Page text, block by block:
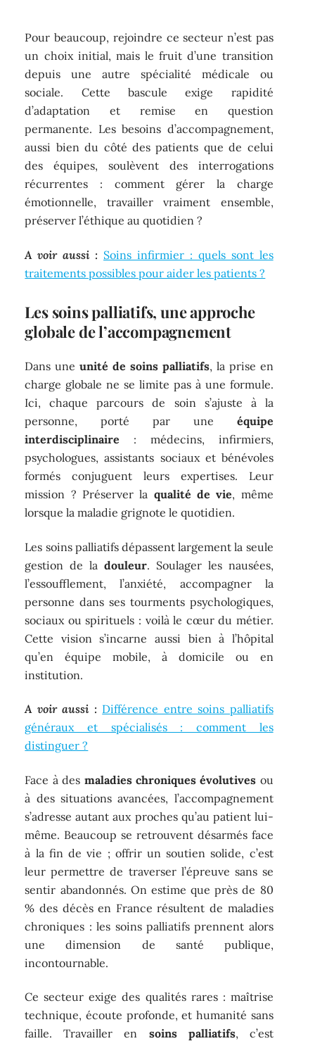
Pour beaucoup, rejoindre ce secteur n’est pas
un choix initial, mais le fruit d’une transition
depuis une autre spécialité médicale ou
sociale. Cette bascule exige rapidité
d’adaptation et remise en question
permanente. Les besoins d’accompagnement,
aussi bien du côté des patients que de celui
des équipes, soulèvent des interrogations
récurrentes : comment gérer la charge
émotionnelle, travailler vraiment ensemble,
préserver l’éthique au quotidien ?
A voir aussi : Soins infirmier : quels sont les
traitements possibles pour aider les patients ?
Les soins palliatifs, une approche
globale de l’accompagnement
Dans uneunité de soins palliatifs, la prise en
charge globale ne se limite pas à une formule.
Ici, chaque parcours de soin s’ajuste à la
personne, porté par une équipe
interdisciplinaire : médecins, infirmiers,
psychologues, assistants sociaux et bénévoles
formés conjuguent leurs expertises. Leur
mission ? Préserver la qualité de vie, même
lorsque la maladie grignote le quotidien.
Les soins palliatifs dépassent largement la seule
gestion de la douleur. Soulager les nausées,
l’essoufflement, l’anxiété, accompagner la
personne dans ses tourments psychologiques,
sociaux ou spirituels : voilà le cœur du métier.
Cette vision s’incarne aussi bien à l’hôpital
qu’en équipe mobile, à domicile ou en
institution.
A voir aussi : Différence entre soins palliatifs
généraux et spécialisés : comment les
distinguer ?
Face à des maladies chroniques évolutives ou
à des situations avancées, l’accompagnement
s’adresse autant aux proches qu’au patient lui-
même. Beaucoup se retrouvent désarmés face
à la fin de vie ; offrir un soutien solide, c’est
leur permettre de traverser l’épreuve sans se
sentir abandonnés. On estime que près de 80
% des décès en France résultent de maladies
chroniques : les soins palliatifs prennent alors
une dimension de santé publique,
incontournable.
Ce secteur exige des qualités rares : maîtrise
technique, écoute profonde, et humanité sans
faille. Travailler en soins palliatifs, c’est